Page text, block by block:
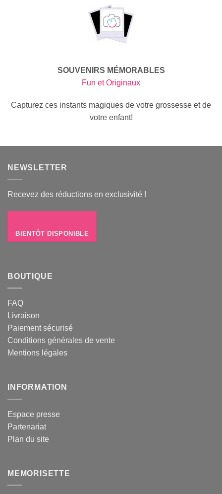
SOUVENIRS MÉMORABLES
Fun et Originaux
Capturez ces instants magiques de votre grossesse et de
votre enfant!
NEWSLETTER
Recevez des réductions en exclusivité !
BIENTÔT DISPONIBLE
BOUTIQUE
FAQ
Livraison
Paiement sécurisé
Conditions générales de vente
Mentions légales
INFORMATION
Espace presse
Partenariat
Plan du site
MEMORISETTE